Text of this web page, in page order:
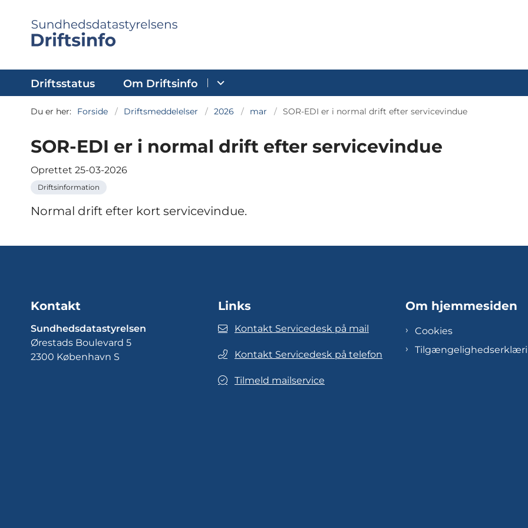
Driftsstatus Om Driftsinfo
Du er her: Forside Driftsmeddelelser 2026 mar SOR-EDI er i normal drift efter servicevindue
SOR-EDI er i normal drift efter servicevindue
Oprettet 25-03-2026
Driftsinformation
Normal drift efter kort servicevindue.
Kontakt
Sundhedsdatastyrelsen
Ørestads Boulevard 5
2300 København S
Links
Kontakt Servicedesk på mail
Kontakt Servicedesk på telefon
Tilmeld mailservice
Om hjemmesiden
Cookies